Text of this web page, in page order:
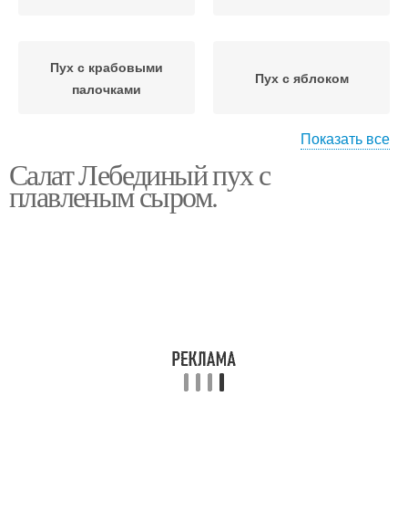
Пух с крабовыми
палочками
Пух с яблоком
Пух с пекинской
капустой
Пух без картофеля
Показать все
Салат Лебединый пух с
плавленым сыром.